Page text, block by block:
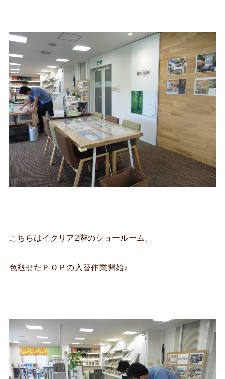
こちらはイクリア2階のショールーム。
色褪せたＰＯＰの入替作業開始♪